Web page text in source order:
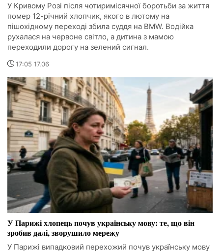
У Кривому Розі після чотиримісячної боротьби за життя
помер 12-річний хлопчик, якого в лютому на
пішохідному переході збила суддя на BMW. Водійка
рухалася на червоне світло, а дитина з мамою
переходили дорогу на зелений сигнал.
17:05 17.06
У Парижі хлопець почув українську мову: те, що він
зробив далі, зворушило мережу
У Парижі випадковий перехожий почув українську мову